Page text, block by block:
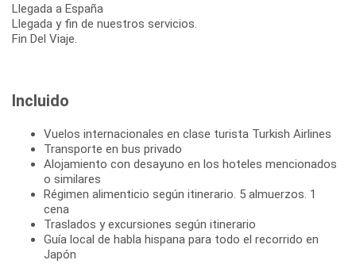
Llegada a España
Llegada y fin de nuestros servicios.
Fin Del Viaje.
Incluido
Vuelos internacionales en clase turista Turkish Airlines
Transporte en bus privado
Alojamiento con desayuno en los hoteles mencionados
o similares
Régimen alimenticio según itinerario. 5 almuerzos. 1
cena
Traslados y excursiones según itinerario
Guía local de habla hispana para todo el recorrido en
Japón